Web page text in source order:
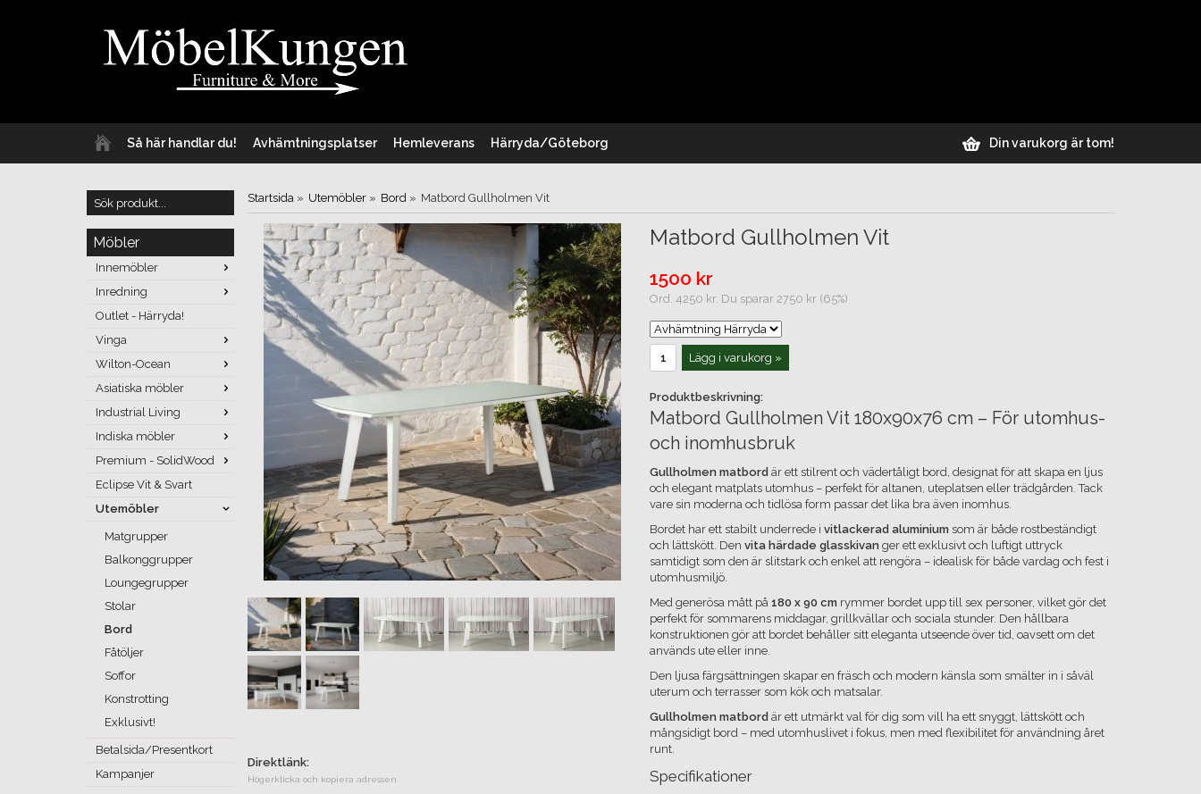
Så här handlar du! Avhämtningsplatser Hemleverans Härryda/Göteborg Din varukorg är tom!
Möbler
Innemöbler
Inredning
Outlet - Härryda!
Vinga
Wilton-Ocean
Asiatiska möbler
Industrial Living
Indiska möbler
Premium - SolidWood
Eclipse Vit & Svart
Utemöbler
Matgrupper
Balkonggrupper
Loungegrupper
Stolar
Bord
Fåtöljer
Soffor
Konstrotting
Exklusivt!
Betalsida/Presentkort
Kampanjer
Startsida » Utemöbler » Bord » Matbord Gullholmen Vit
Direktlänk:
Högerklicka och kopiera adressen
Matbord Gullholmen Vit
1500 kr
Ord. 4250 kr. Du sparar 2750 kr (65%)
Lägg i varukorg »
Produktbeskrivning:
Matbord Gullholmen Vit 180x90x76 cm – För utomhus-
och inomhusbruk
Gullholmen matbord är ett stilrent och vädertåligt bord, designat för att skapa en ljus
och elegant matplats utomhus – perfekt för altanen, uteplatsen eller trädgården. Tack
vare sin moderna och tidlösa form passar det lika bra även inomhus.
Bordet har ett stabilt underrede i vitlackerad aluminium som är både rostbeständigt
och lättskött. Den vita härdade glasskivan ger ett exklusivt och luftigt uttryck
samtidigt som den är slitstark och enkel att rengöra – idealisk för både vardag och fest i
utomhusmiljö.
Med generösa mått på 180 x 90 cm rymmer bordet upp till sex personer, vilket gör det
perfekt för sommarens middagar, grillkvällar och sociala stunder. Den hållbara
konstruktionen gör att bordet behåller sitt eleganta utseende över tid, oavsett om det
används ute eller inne.
Den ljusa färgsättningen skapar en fräsch och modern känsla som smälter in i såväl
uterum och terrasser som kök och matsalar.
Gullholmen matbord är ett utmärkt val för dig som vill ha ett snyggt, lättskött och
mångsidigt bord – med utomhuslivet i fokus, men med flexibilitet för användning året
runt.
Specifikationer